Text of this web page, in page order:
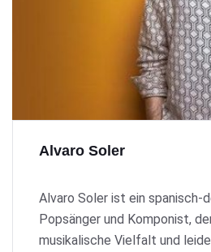
Alvaro Soler
Alvaro Soler ist ein spanisch-
Popsänger und Komponist,
musikalische Vielfalt und